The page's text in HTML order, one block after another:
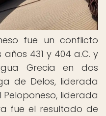
fue un conflicto
431 y 404 a.C. y
Grecia en dos
de Delos, liderada
liderada
fue el resultado de